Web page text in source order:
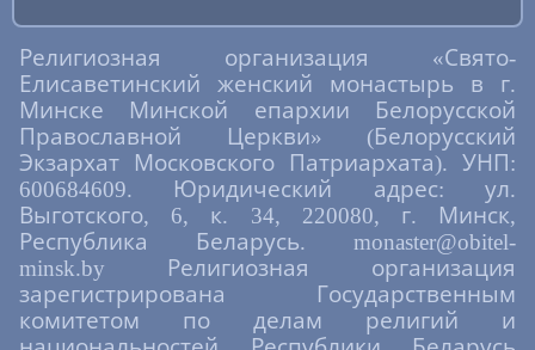
Религиозная организация «Свято-
Елисаветинский женский монастырь в г.
Минске Минской епархии Белорусской
Православной Церкви» (Белорусский
Экзархат Московского Патриархата). УНП:
600684609. Юридический адрес: ул.
Выготского, 6, к. 34, 220080, г. Минск,
Республика Беларусь. monaster@obitel-
minsk.by Религиозная организация
зарегистрирована Государственным
комитетом по делам религий и